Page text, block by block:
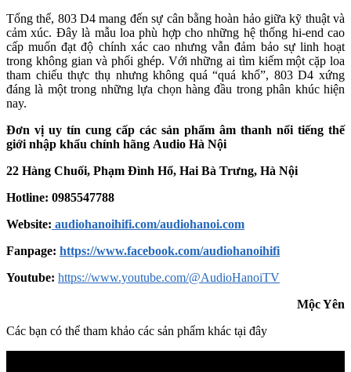
Tổng thể, 803 D4 mang đến sự cân bằng hoàn hảo giữa kỹ thuật và
cảm xúc. Đây là mẫu loa phù hợp cho những hệ thống hi-end cao
cấp muốn đạt độ chính xác cao nhưng vẫn đảm bảo sự linh hoạt
trong không gian và phối ghép. Với những ai tìm kiếm một cặp loa
tham chiếu thực thụ nhưng không quá “quá khổ”, 803 D4 xứng
đáng là một trong những lựa chọn hàng đầu trong phân khúc hiện
nay.
Đơn vị uy tín cung cấp các sản phẩm âm thanh nổi tiếng thế
giới nhập khẩu chính hãng Audio Hà Nội
22 Hàng Chuối, Phạm Đình Hổ, Hai Bà Trưng, Hà Nội
Hotline: 0985547788
Website: audiohanoihifi.com/audiohanoi.com
Fanpage: https://www.facebook.com/audiohanoihifi
Youtube: https://www.youtube.com/@AudioHanoiTV
Mộc Yên
Các bạn có thể tham khảo các sản phẩm khác tại đây